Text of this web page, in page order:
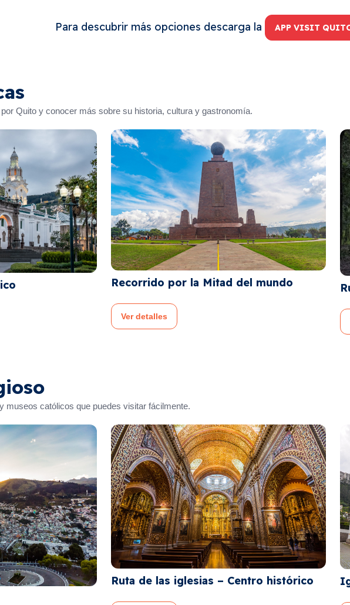
Para descubrir más opciones descarga la APP VISIT
Quito y conocer más sobre su historia, cultura y gastronomía.
del mundo Ruta del Bosque Miraflores Teleférico
Ver detalles
museos católicos que puedes visitar fácilmente.
– Centro histórico Iglesia de Guápulo